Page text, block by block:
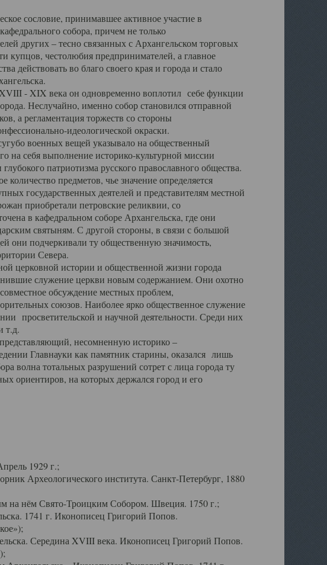
сословие, принимавшее активное участие в
собора, причем не только
других – тесно связанных с Архангельском торговых
купцов, честолюбия предпринимателей, а главное
действовать во благо своего края и города и стало
- XIX века он одновременно воплотил себе функции
Неслучайно, именно собор становился отправной
а регламентация торжеств со стороны
идеологической окраски.
военных вещей указывало на общественный
на себя выполнение историко-культурной миссии
патриотизма русского православного общества.
предметов, чье значение определяется
государственных деятелей и представителям местной
приобретали петровские реликвии, со
в кафедральном соборе Архангельска, где они
святыням. С другой стороны, в связи с большой
они подчеркивали ту общественную значимость,
Севера.
истории и общественной жизни города
служение церкви новым содержанием. Они охотно
обсуждение местных проблем,
союзов. Наиболее ярко общественное служение
просветительской и научной деятельности. Среди них
т.д.
несомненную историко –
Главнауки как памятник старины, оказался лишь
волна тотальных разрушений сотрет с лица города ту
ориентиров, на которых держался город и его
1929 г.;
Археологического института. Санкт-Петербург, 1880
на нём Свято-Троицким Собором. Швеция. 1750 г.;
1741 г. Иконописец Григорий Попов.
Середина XVIII века. Иконописец Григорий Попов.